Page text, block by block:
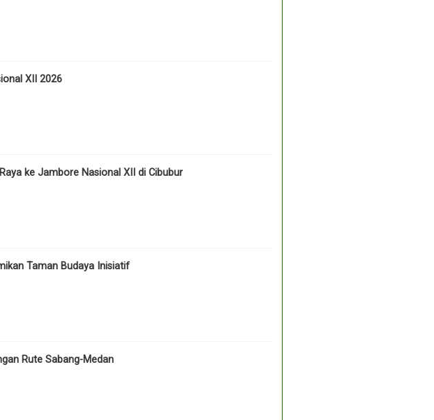
XII 2026
ke Jambore Nasional XII di Cibubur
Taman Budaya Inisiatif
Rute Sabang-Medan